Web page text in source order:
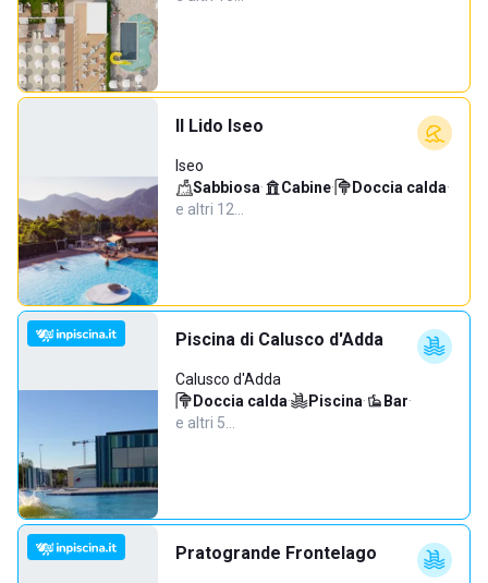
Il Lido Iseo
Iseo
Sabbiosa· Cabine· Doccia calda·
e altri 12…
Piscina di Calusco d'Adda
Calusco d'Adda
Doccia calda· Piscina· Bar·
e altri 5…
Pratogrande Frontelago